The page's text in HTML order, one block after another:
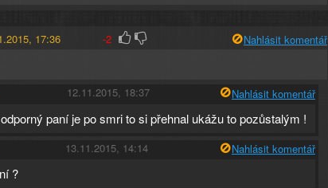
17:36 -2 Nahlásit komentář
12.11.2015, 18:37 Nahlásit komentář
paní je po smri to si přehnal ukážu to pozůstalým !
13.11.2015, 14:14 Nahlásit komentář
?